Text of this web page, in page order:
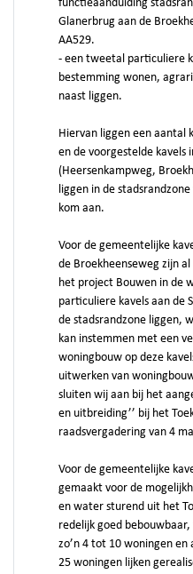
functieaanduiding
Glanerbrug aan de
AA529.
- een tweetal particuliere
bestemming wonen,
naast liggen.
Hiervan liggen een aantal
en de voorgestelde kavels
(Heersenkampweg,
liggen in de
kom aan.
Voor de gemeentelijke
de Broekheenseweg zijn
het project Bouwen in de
particuliere kavels aan de
de stadsrandzone liggen,
kan instemmen met een
woningbouw op deze
uitwerken van
sluiten wij aan bij het
en uitbreiding’’ bij het
raadsvergadering van 4
Voor de gemeentelijke
gemaakt voor de
en water sturend uit het
redelijk goed
zo’n 4 tot 10 woningen en
25 woningen lijken